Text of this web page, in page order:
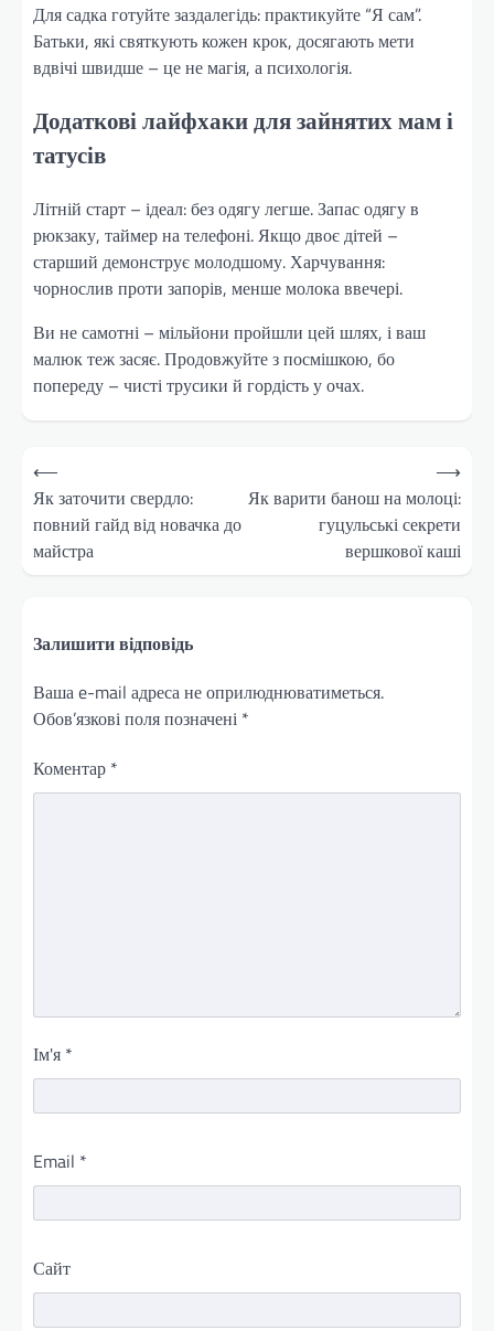
Для садка готуйте заздалегідь: практикуйте “Я сам”.
Батьки, які святкують кожен крок, досягають мети
вдвічі швидше – це не магія, а психологія.
Додаткові лайфхаки для зайнятих мам і
татусів
Літній старт – ідеал: без одягу легше. Запас одягу в
рюкзаку, таймер на телефоні. Якщо двоє дітей –
старший демонструє молодшому. Харчування:
чорнослив проти запорів, менше молока ввечері.
Ви не самотні – мільйони пройшли цей шлях, і ваш
малюк теж засяє. Продовжуйте з посмішкою, бо
попереду – чисті трусики й гордість у очах.
Навігація
записів
⟵
Як заточити свердло:
повний гайд від новачка до
майстра
Як варити банош на молоці:
гуцульські секрети
вершкової каші
⟶
Залишити відповідь
Ваша e-mail адреса не оприлюднюватиметься.
Обов’язкові поля позначені *
Коментар *
Ім'я *
Email *
Сайт